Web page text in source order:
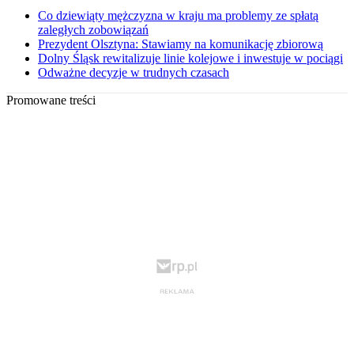
Co dziewiąty mężczyzna w kraju ma problemy ze spłatą
zaległych zobowiązań
Prezydent Olsztyna: Stawiamy na komunikację zbiorową
Dolny Śląsk rewitalizuje linie kolejowe i inwestuje w pociągi
Odważne decyzje w trudnych czasach
Promowane treści